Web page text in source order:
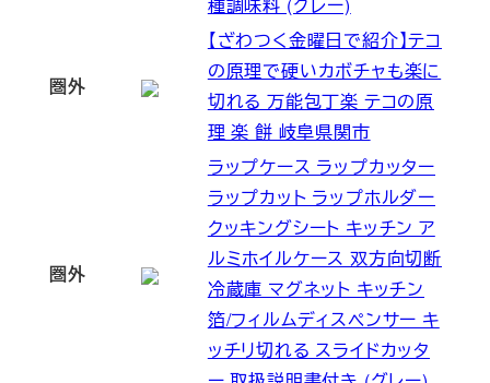
種調味料 (グレー)
圏外
【ざわつく金曜日で紹介】テコ
の原理で硬いカボチャも楽に
切れる 万能包丁楽 テコの原
理 楽 餅 岐阜県関市
圏外
ラップケース ラップカッター
ラップカット ラップホルダー
クッキングシート キッチン ア
ルミホイルケース 双方向切断
冷蔵庫 マグネット キッチン
箔/フィルムディスペンサー キ
ッチリ切れる スライドカッタ